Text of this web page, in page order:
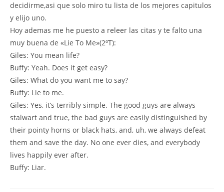
decidirme,asi que solo miro tu lista de los mejores capitulos
y elijo uno.
Hoy ademas me he puesto a releer las citas y te falto una
muy buena de «Lie To Me»(2ºT):
Giles: You mean life?
Buffy: Yeah. Does it get easy?
Giles: What do you want me to say?
Buffy: Lie to me.
Giles: Yes, it’s terribly simple. The good guys are always
stalwart and true, the bad guys are easily distinguished by
their pointy horns or black hats, and, uh, we always defeat
them and save the day. No one ever dies, and everybody
lives happily ever after.
Buffy: Liar.